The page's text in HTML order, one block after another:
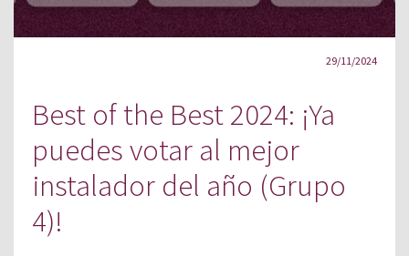
29/11/2024
Best of the Best 2024: ¡Ya
puedes votar al mejor
instalador del año (Grupo
4)!